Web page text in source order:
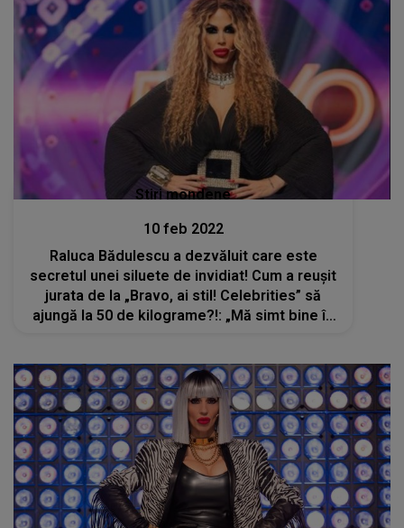
Stiri mondene
10 feb 2022
Raluca Bădulescu a dezvăluit care este
secretul unei siluete de invidiat! Cum a reușit
jurata de la „Bravo, ai stil! Celebrities” să
ajungă la 50 de kilograme?!: „Mă simt bine în